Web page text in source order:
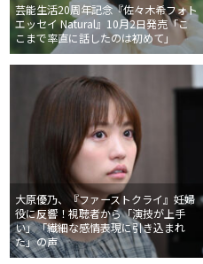
芸能生活20周年記念『佐々木希フォト
エッセイ Natural』10月2日発売「こ
こまで率直に話したのは初めて」
大原優乃、『ファーストクライ』妊婦
役に反響！視聴者から「演技が上手
い」「繊細な感情表現に引き込まれ
た」の声